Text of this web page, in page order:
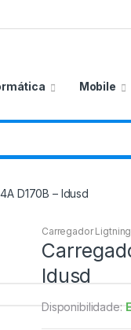
Mobile
D170B – Idusd
Carregador Ligtning
Idusd
Disponibilidade: